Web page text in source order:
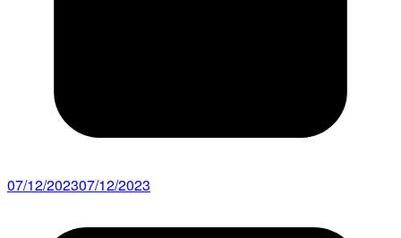
07/12/202307/12/2023